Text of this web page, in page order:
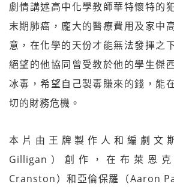
劇情講述高中化學教師華特懷特的
末期肺癌，龐大的醫療費用及家中
意，在化學的天份才能無法發揮之
絕望的他協同曾受教於他的學生傑
冰毒，希望自己製毒賺來的錢，能
切的財務危機。
本片由王牌製作人和編劇文
Gilligan）創作，在布萊恩
Cranston）和亞倫保羅（Aaron